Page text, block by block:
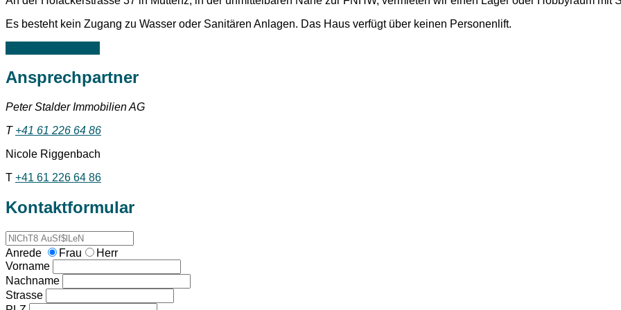
Es besteht kein Zugang zu Wasser oder Sanitären Anlagen. Das Haus verfügt über keinen Personenlift.
Ansprechpartner
Peter Stalder Immobilien AG
T +41 61 226 64 86
Nicole Riggenbach
T +41 61 226 64 86
Kontaktformular
Anrede Frau
Herr
Vorname
Nachname
Strasse